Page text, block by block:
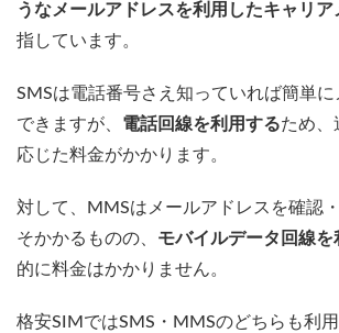
うなメールアドレスを利用したキャリア
指しています。
SMSは電話番号さえ知っていれば簡単
できますが、 電話回線を利用するため、
応じた料金がかかります。
対して、MMSはメールアドレスを確認
そかかるものの、 モバイルデータ回線を
的に料金はかかりません。
格安SIMではSMS・MMSのどちらも利